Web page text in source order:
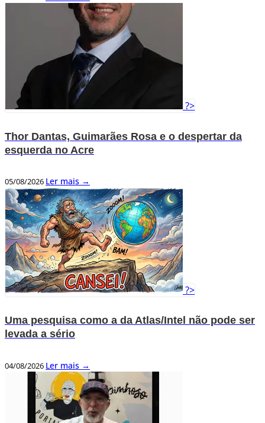
?>
Thor Dantas, Guimarães Rosa e o despertar da
esquerda no Acre
05/08/2026 Ler mais →
?>
Uma pesquisa como a da Atlas/Intel não pode ser
levada a sério
04/08/2026 Ler mais →